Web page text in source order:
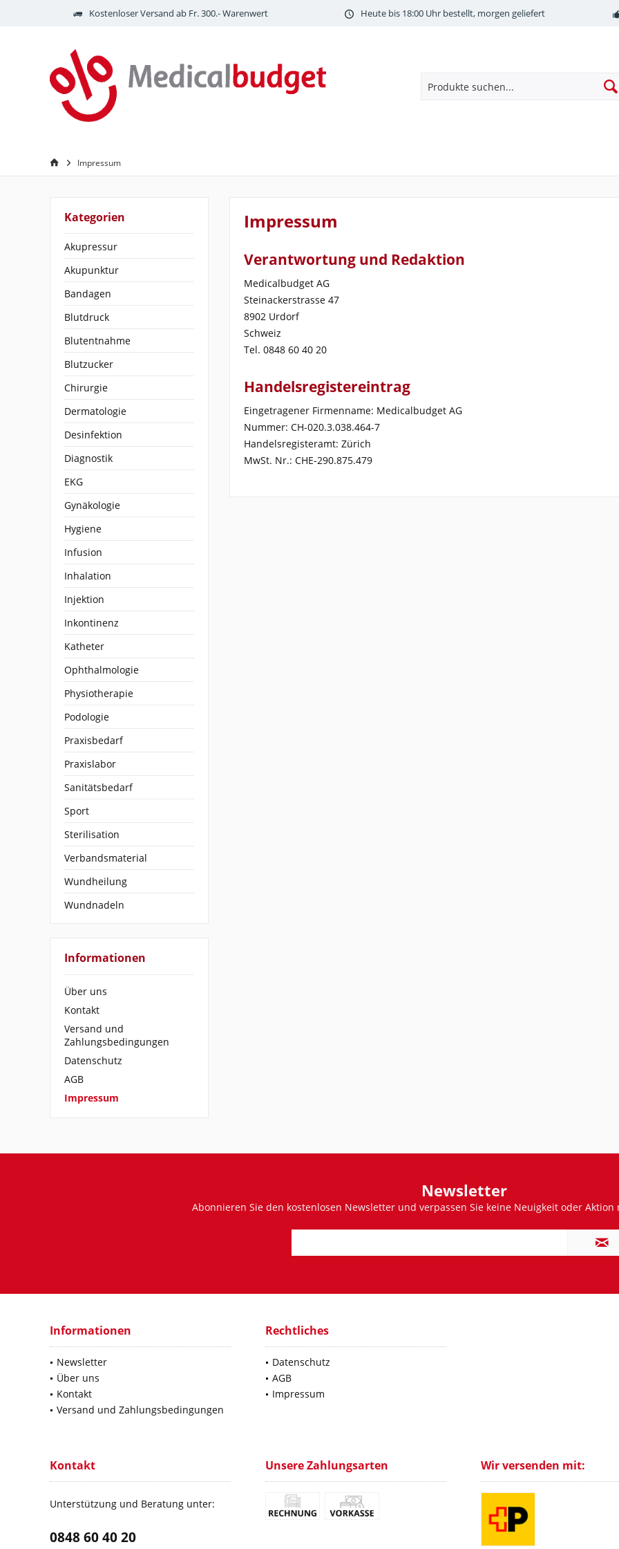
Kostenloser Versand ab Fr. 300.- Warenwert Heute bis 18:00 Uhr bestellt, morgen geliefert
Impressum
Kategorien
Akupressur
Akupunktur
Bandagen
Blutdruck
Blutentnahme
Blutzucker
Chirurgie
Dermatologie
Desinfektion
Diagnostik
EKG
Gynäkologie
Hygiene
Infusion
Inhalation
Injektion
Inkontinenz
Katheter
Ophthalmologie
Physiotherapie
Podologie
Praxisbedarf
Praxislabor
Sanitätsbedarf
Sport
Sterilisation
Verbandsmaterial
Wundheilung
Wundnadeln
Informationen
Über uns
Kontakt
Versand und
Zahlungsbedingungen
Datenschutz
AGB
Impressum
Impressum
Verantwortung und Redaktion
Medicalbudget AG
Steinackerstrasse 47
8902 Urdorf
Schweiz
Tel. 0848 60 40 20
Handelsregistereintrag
Eingetragener Firmenname: Medicalbudget AG
Nummer: CH-020.3.038.464-7
Handelsregisteramt: Zürich
MwSt. Nr.: CHE-290.875.479
Newsletter
Abonnieren Sie den kostenlosen Newsletter und verpassen Sie keine Neuigkeit oder
Informationen
Newsletter
Über uns
Kontakt
Versand und Zahlungsbedingungen
Rechtliches
Datenschutz
AGB
Impressum
Kontakt
Unterstützung und Beratung unter:
0848 60 40 20
Unsere Zahlungsarten Wir versenden mit: